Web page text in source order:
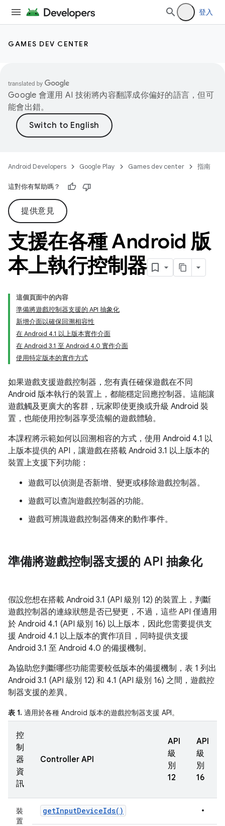
登入
GAMES DEV CENTER
Google 會運用 AI 技術將內容翻譯成你偏好的語言，但可
能會出錯。
Android Developers Google Play Games dev center 指南
這對你有幫助嗎？
提供意見
支援在各種 Android 版
本上執行控制器
這個頁面中的內容
準備將遊戲控制器支援的 API 抽象化
新增介面以確保回溯相容性
在 Android 4.1 以上版本實作介面
在 Android 3.1 至 Android 4.0 實作介面
使用特定版本的實作方式
如果遊戲支援遊戲控制器，您有責任確保遊戲在不同
Android 版本執行的裝置上，都能穩定回應控制器。這能讓
遊戲觸及更廣大的客群，玩家即使更換或升級 Android 裝
置，也能使用控制器享受流暢的遊戲體驗。
本課程將示範如何以回溯相容的方式，使用 Android 4.1 以
上版本提供的 API，讓遊戲在搭載 Android 3.1 以上版本的
裝置上支援下列功能：
遊戲可以偵測是否新增、變更或移除遊戲控制器。
遊戲可以查詢遊戲控制器的功能。
遊戲可辨識遊戲控制器傳來的動作事件。
準備將遊戲控制器支援的 API 抽象化
假設您想在搭載 Android 3.1 (API 級別 12) 的裝置上，判斷
遊戲控制器的連線狀態是否已變更，不過，這些 API 僅適用
於 Android 4.1 (API 級別 16) 以上版本，因此您需要提供支
援 Android 4.1 以上版本的實作項目，同時提供支援
Android 3.1 至 Android 4.0 的備援機制。
為協助您判斷哪些功能需要較低版本的備援機制，表 1 列出
Android 3.1 (API 級別 12) 和 4.1 (API 級別 16) 之間，遊戲控
制器支援的差異。
表 1. 適用於各種 Android 版本的遊戲控制器支援 API。
控
制
器
資
訊
Controller API
API
級
別
12
API
級
別
16
裝
置
getInputDeviceIds( ) •